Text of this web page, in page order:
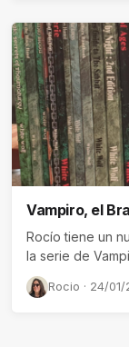
Vampiro, el
Rocío tiene un
la serie de
Rocio · 24/